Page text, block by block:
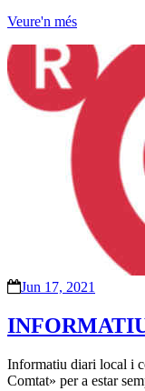
Veure'n més
Jun 17, 2021
Informatiu diari local i
Comtat» per a estar